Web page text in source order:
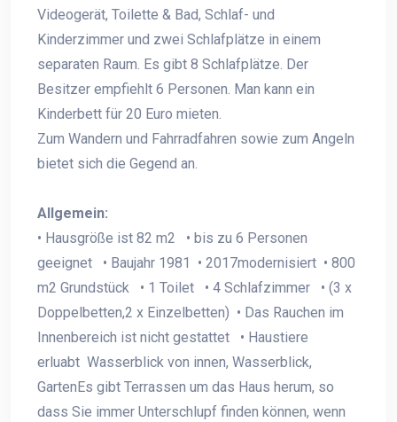
Videogerät, Toilette & Bad, Schlaf- und
Kinderzimmer und zwei Schlafplätze in einem
separaten Raum. Es gibt 8 Schlafplätze. Der
Besitzer empfiehlt 6 Personen. Man kann ein
Kinderbett für 20 Euro mieten.
Zum Wandern und Fahrradfahren sowie zum Angeln
bietet sich die Gegend an.
Allgemein:
• Hausgröße ist 82 m2 • bis zu 6 Personen
geeignet • Baujahr 1981 • 2017modernisiert • 800
m2 Grundstück • 1 Toilet • 4 Schlafzimmer • (3 x
Doppelbetten,2 x Einzelbetten) • Das Rauchen im
Innenbereich ist nicht gestattet • Haustiere
erluabt Wasserblick von innen, Wasserblick,
GartenEs gibt Terrassen um das Haus herum, so
dass Sie immer Unterschlupf finden können, wenn